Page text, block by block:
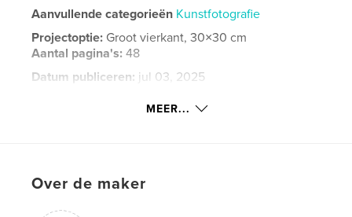
Aanvullende categorieën Kunstfotografie
Projectoptie: Groot vierkant, 30×30 cm
Aantal pagina's:48
Datum publiceren: jul 03, 2025
MEER...
Over de maker